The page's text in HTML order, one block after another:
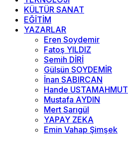
KÜLTÜR SANAT
EĞİTİM
YAZARLAR
Eren Soydemir
Fatoş YILDIZ
Semih DİRİ
Gülsün SOYDEMİR
İnan SABIRCAN
Hande USTAMAHMUT
Mustafa AYDIN
Mert Sarıgül
YAPAY ZEKA
Emin Vahap Şimşek